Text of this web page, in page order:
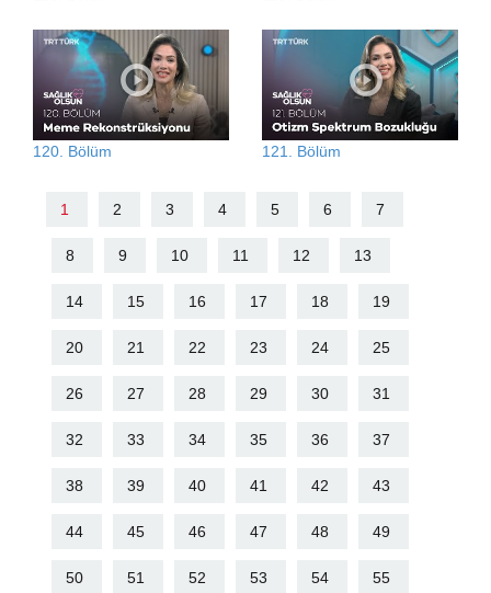
120. Bölüm 121. Bölüm
1 2 3 4 5 6 7
8 9 10 11 12 13
14 15 16 17 18 19
20 21 22 23 24 25
26 27 28 29 30 31
32 33 34 35 36 37
38 39 40 41 42 43
44 45 46 47 48 49
50 51 52 53 54 55